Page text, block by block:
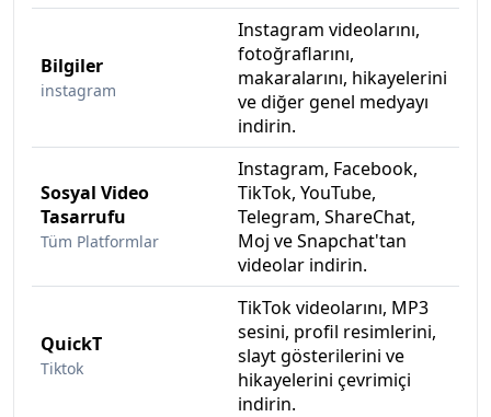
Bilgiler
instagram
Instagram videolarını,
fotoğraflarını,
makaralarını, hikayelerini
ve diğer genel medyayı
indirin.
Sosyal Video
Tasarrufu
Tüm Platformlar
Instagram, Facebook,
TikTok, YouTube,
Telegram, ShareChat,
Moj ve Snapchat'tan
videolar indirin.
QuickT
Tiktok
TikTok videolarını, MP3
sesini, profil resimlerini,
slayt gösterilerini ve
hikayelerini çevrimiçi
indirin.